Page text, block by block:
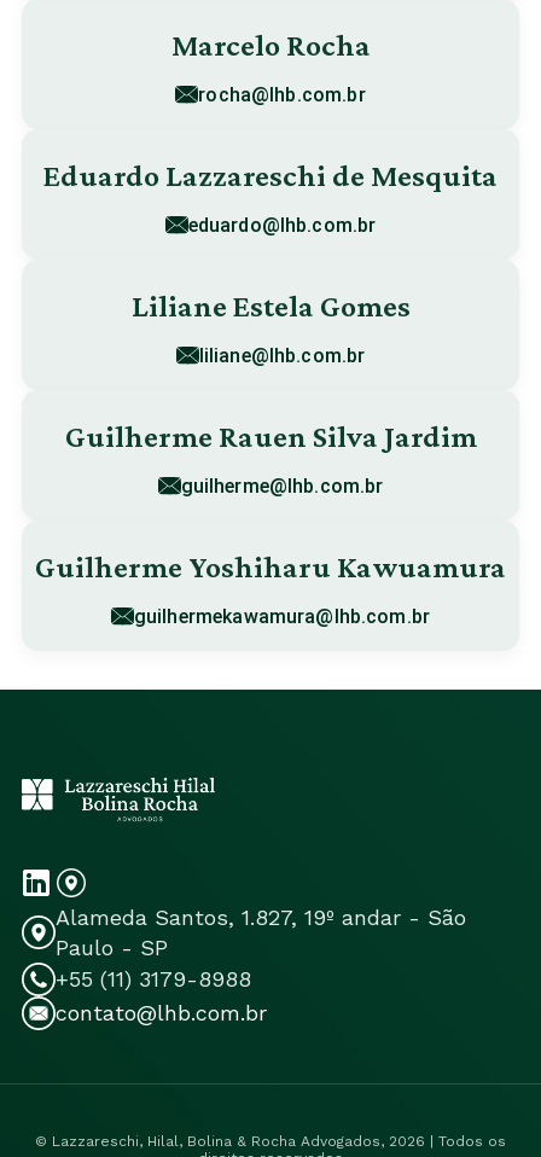
Marcelo Rocha
rocha@lhb.com.br
Eduardo Lazzareschi de Mesquita
eduardo@lhb.com.br
Liliane Estela Gomes
liliane@lhb.com.br
Guilherme Rauen Silva Jardim
guilherme@lhb.com.br
Guilherme Yoshiharu Kawuamura
guilhermekawamura@lhb.com.br
Alameda Santos, 1.827, 19º andar - São
Paulo - SP
+55 (11) 3179-8988
contato@lhb.com.br
© Lazzareschi, Hilal, Bolina & Rocha Advogados, 2026 | Todos os